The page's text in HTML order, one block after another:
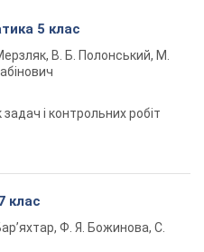
5 клас
В. Б. Полонський, М.
задач і контрольних робіт
клас
Ф. Я. Божинова, С.